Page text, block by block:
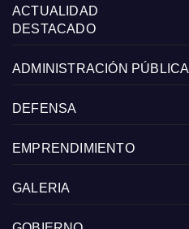
ACTUALIDAD
DESTACADO
ADMINISTRACIÓN PÚBLICA
DEFENSA
EMPRENDIMIENTO
GALERIA